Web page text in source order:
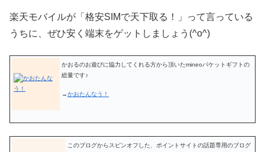
楽天モバイルが「格安SIMで天下取る！」って言っている
うちに、ぜひ安く端末をゲットしましょう(^o^)
かおるのお遊びに協力してくれる方から頂いたmineoパケットギフトの
総量です♪
→かおたんなう！
このブログからスピンオフした、ポイントサイトの話題専用のブログ